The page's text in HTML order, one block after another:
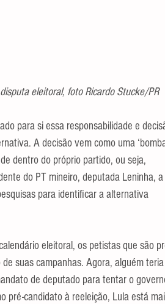
eleitoral, foto Ricardo Stucke/PR
para si essa responsabilidade e
A decisão vem como uma
dentro do próprio partido, ou seja,
do PT mineiro, deputada Leninha, a
para identificar a alternativa
eleitoral, os petistas que são
suas campanhas. Agora, alguém teria
de deputado para tentar o
pré-candidato à reeleição, Lula está